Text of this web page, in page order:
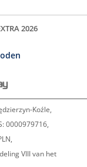
2026
Koźle,
0000979716,
VIII van het